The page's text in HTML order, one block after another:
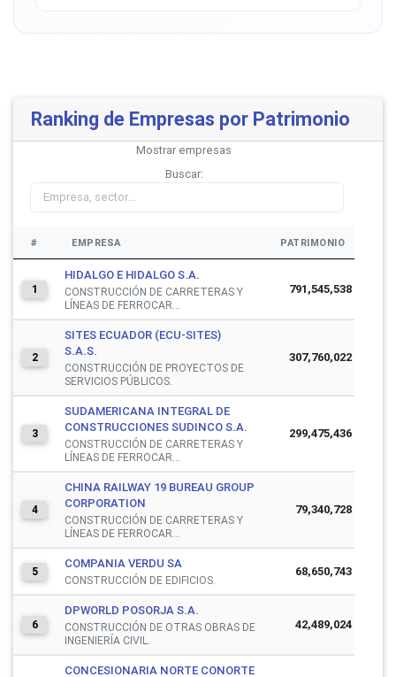
Ranking de Empresas por Patrimonio
Mostrar empresas
Buscar:
# EMPRESA PATRIMONIO
1
HIDALGO E HIDALGO S.A.
CONSTRUCCIÓN DE CARRETERAS Y
LÍNEAS DE FERROCAR...
791,545,538
2
SITES ECUADOR (ECU-SITES)
S.A.S.
CONSTRUCCIÓN DE PROYECTOS DE
SERVICIOS PÚBLICOS.
307,760,022
3
SUDAMERICANA INTEGRAL DE
CONSTRUCCIONES SUDINCO S.A.
CONSTRUCCIÓN DE CARRETERAS Y
LÍNEAS DE FERROCAR...
299,475,436
4
CHINA RAILWAY 19 BUREAU GROUP
CORPORATION
CONSTRUCCIÓN DE CARRETERAS Y
LÍNEAS DE FERROCAR...
79,340,728
5
COMPANIA VERDU SA
CONSTRUCCIÓN DE EDIFICIOS.
68,650,743
6
DPWORLD POSORJA S.A.
CONSTRUCCIÓN DE OTRAS OBRAS DE
INGENIERÍA CIVIL.
42,489,024
CONCESIONARIA NORTE CONORTE